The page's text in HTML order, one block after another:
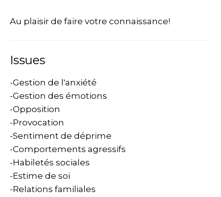
Au plaisir de faire votre connaissance!
Issues
-Gestion de l'anxiété
-Gestion des émotions
-Opposition
-Provocation
-Sentiment de déprime
-Comportements agressifs
-Habiletés sociales
-Estime de soi
-Relations familiales